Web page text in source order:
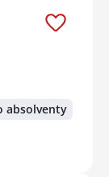
absolventy